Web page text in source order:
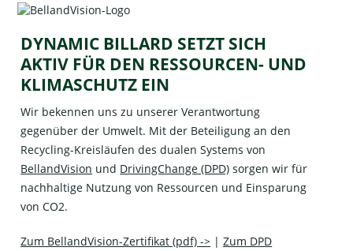
DYNAMIC BILLARD SETZT SICH
AKTIV FÜR DEN RESSOURCEN- UND
KLIMASCHUTZ EIN
Wir bekennen uns zu unserer Verantwortung
gegenüber der Umwelt. Mit der Beteiligung an den
Recycling-Kreisläufen des dualen Systems von
BellandVision und DrivingChange (DPD) sorgen wir für
nachhaltige Nutzung von Ressourcen und Einsparung
von CO2.
Zum BellandVision-Zertifikat (pdf) -> |Zum DPD